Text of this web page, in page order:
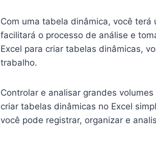
Com uma tabela dinâmica, você
facilitará o processo de análise e
Excel para criar tabelas dinâmicas,
trabalho.
Controlar e analisar grandes
criar tabelas dinâmicas no Excel
você pode registrar, organizar e